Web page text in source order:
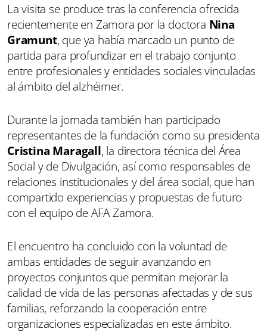
La visita se produce tras la conferencia ofrecida
recientemente en Zamora por la doctora Nina
Gramunt, que ya había marcado un punto de
partida para profundizar en el trabajo conjunto
entre profesionales y entidades sociales vinculadas
al ámbito del alzhéimer.
Durante la jornada también han participado
representantes de la fundación como su presidenta
Cristina Maragall, la directora técnica del Área
Social y de Divulgación, así como responsables de
relaciones institucionales y del área social, que han
compartido experiencias y propuestas de futuro
con el equipo de AFA Zamora.
El encuentro ha concluido con la voluntad de
ambas entidades de seguir avanzando en
proyectos conjuntos que permitan mejorar la
calidad de vida de las personas afectadas y de sus
familias, reforzando la cooperación entre
organizaciones especializadas en este ámbito.